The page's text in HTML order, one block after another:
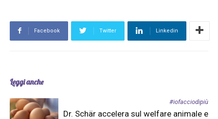
Facebook Twitter Linkedin
Leggi anche
#iofacciodipiù
Dr. Schär accelera sul welfare animale e